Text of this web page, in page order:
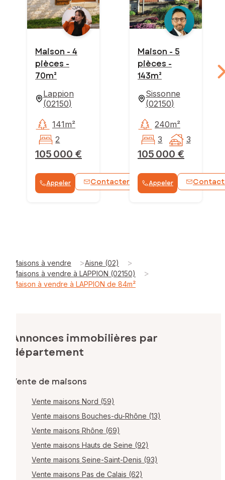
Maison - 4
pièces -
70m²
Lappion
(02150)
105 000 €
141m²
2
Appeler Contacter WhatsApp
Maison - 5
pièces -
143m²
Sissonne
(02150)
105 000 €
240m²
3
3
Appeler
Maisons à vendre >Aisne (02) >
Maisons à vendre à LAPPION (02150) >
Maison à vendre à LAPPION de 84m²
Annonces immobilières par
département
Vente de maisons
Vente maisons Nord (59)
Vente maisons Bouches-du-Rhône (13)
Vente maisons Rhône (69)
Vente maisons Hauts de Seine (92)
Vente maisons Seine-Saint-Denis (93)
Vente maisons Pas de Calais (62)